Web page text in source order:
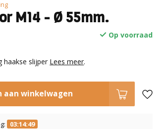
M14 - Ø 55mm.
Op voorraad
haakse slijper Lees meer.
aan winkelwagen
03:14:48